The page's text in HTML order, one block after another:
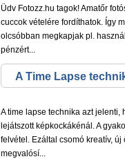
Üdv Fotozz.hu tagok! Amatőr
cuccok vételére fordíthatok. Így
olcsóbban megkapjak pl.
pénzért...
A Time Lapse
A time lapse technika azt jelenti,
lejátszott képkockákénál. A
felvétel. Ezáltal csomó kreatív,
megvalósí...